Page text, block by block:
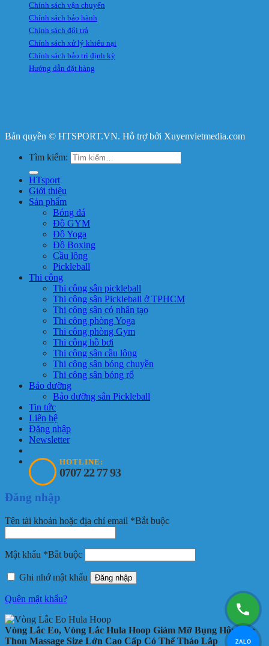
Chính sách vận chuyển
Chính sách bảo hành
Chính sách đổi trả
Chính sách xử lý khiếu nại
Chính sách bảo trì định kỳ
Hướng dẫn đặt hàng
Bản quyền © HTSPORT.VN. Hỗ trợ bởi Xuyenvietmedia.com
Tìm kiếm:
HTsport
Giới thiệu
Sản phẩm
Bóng đá
Đồ GYM
Đồ Yoga
Đồ Boxing
Cầu lông
Pickleball
Thi công
Thi công sân pickleball
Thi công sân Pickleball ở TPHCM
Thi công sân cỏ nhân tạo
Thi công phòng Yoga
Thi công phòng Gym
Thi công hồ bơi
Thi công sân cầu lông
Thi công sân bóng chuyền
Thi công sân bóng rổ
Bảo dưỡng
Bảo dưỡng sân Pickleball
Tin tức
Liên hệ
Đăng nhập
Newsletter
HOTLINE:
0707 22 77 93
ZALO
Đăng nhập
Tên tài khoản hoặc địa chỉ email *Bắt buộc
Mật khẩu *Bắt buộc
Ghi nhớ mật khẩu Đăng nhập
Quên mật khẩu?
Vòng Lắc Eo, Vòng Lắc Hula Hoop Giảm Mỡ Bụng Hông Eo
Thon Massage Size Lớn Cao Cấp Có Thể Tháo Lắp